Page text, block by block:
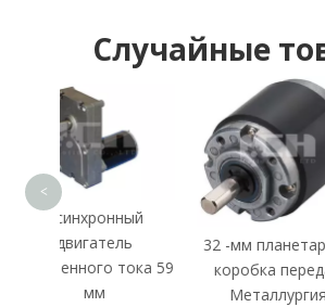
Случайные
32 -мм планетарная
коробка передач
<